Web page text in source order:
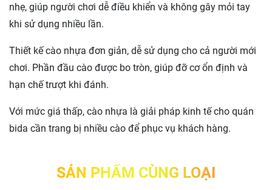
nhẹ, giúp người chơi dễ điều khiển và không gây mỏi tay
khi sử dụng nhiều lần.
Thiết kế cào nhựa đơn giản, dễ sử dụng cho cả người mới
chơi. Phần đầu cào được bo tròn, giúp đỡ cơ ổn định và
hạn chế trượt khi đánh.
Với mức giá thấp, cào nhựa là giải pháp kinh tế cho quán
bida cần trang bị nhiều cào để phục vụ khách hàng.
SẢN PHẨM CÙNG LOẠI